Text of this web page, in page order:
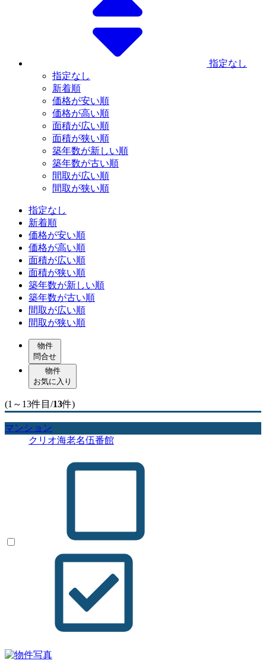
指定なし
指定なし
新着順
価格が安い順
価格が高い順
面積が広い順
面積が狭い順
築年数が新しい順
築年数が古い順
間取が広い順
間取が狭い順
指定なし
新着順
価格が安い順
価格が高い順
面積が広い順
面積が狭い順
築年数が新しい順
築年数が古い順
間取が広い順
間取が狭い順
物件
問合せ
物件
お気に入り
(1～13件目/13件)
マンション
クリオ海老名伍番館